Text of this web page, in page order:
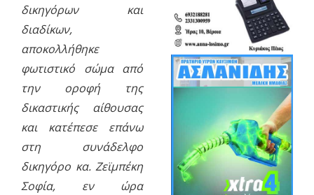
δικηγόρων και
διαδίκων,
αποκολλήθηκε
φωτιστικό σώμα από
την οροφή της
δικαστικής αίθουσας
και κατέπεσε επάνω
στη συνάδελφο
δικηγόρο κα. Ζεϊμπέκη
Σοφία, εν ώρα